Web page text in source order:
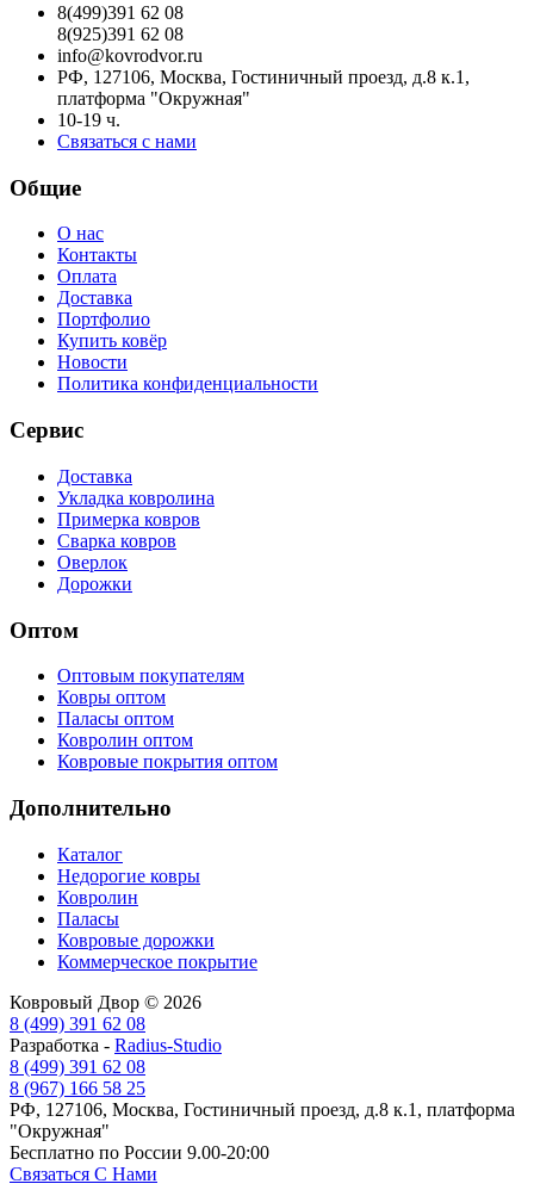
8(499)391 62 08
8(925)391 62 08
info@kovrodvor.ru
РФ, 127106, Москва, Гостиничный проезд, д.8 к.1,
платформа "Окружная"
10-19 ч.
Связаться с нами
Общие
О нас
Контакты
Оплата
Доставка
Портфолио
Купить ковёр
Новости
Политика конфиденциальности
Сервис
Доставка
Укладка ковролина
Примерка ковров
Сварка ковров
Оверлок
Дорожки
Оптом
Оптовым покупателям
Ковры оптом
Паласы оптом
Ковролин оптом
Ковровые покрытия оптом
Дополнительно
Каталог
Недорогие ковры
Ковролин
Паласы
Ковровые дорожки
Коммерческое покрытие
Ковровый Двор © 2026
8 (499) 391 62 08
Разработка - Radius-Studio
8 (499) 391 62 08
8 (967) 166 58 25
РФ, 127106, Москва, Гостиничный проезд, д.8 к.1, платформа
"Окружная"
Бесплатно по России 9.00-20:00
Связаться С Нами